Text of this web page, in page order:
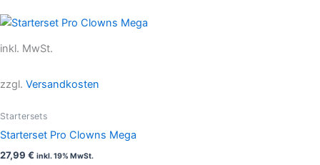
inkl. MwSt.
zzgl. Versandkosten
Startersets
Starterset Pro Clowns Mega
27,99 € inkl. 19% MwSt.
Dieses
Optionen